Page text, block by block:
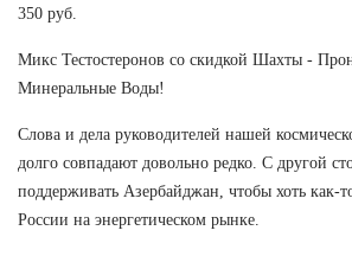
350 руб.
Микс Тестостеронов со скидкой Шахты -
Минеральные Воды!
Слова и дела руководителей нашей
долго совпадают довольно редко. С другой
поддерживать Азербайджан, чтобы хоть как-
России на энергетическом рынке.